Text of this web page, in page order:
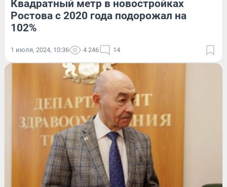
Квадратный метр в новостройках
Ростова с 2020 года подорожал на
102%
1 июля, 2024, 10:36 4 246 14